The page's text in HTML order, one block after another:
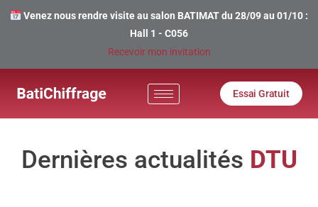
Venez nous rendre visite au salon BATIMAT du 28/09 au 01/10 :
Hall 1 - C056
Recevoir mon invitation
Essai Gratuit
Dernières actualités DTU